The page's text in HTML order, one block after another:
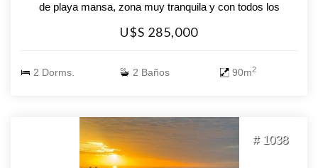
de playa mansa, zona muy tranquila y con todos los
servicios cerca. Super luminoso, orientación norte. Cuenta
con dos dormitorios, dos baños, living comedor, cocina
confort y realizado con los mejores materiales, comodo,
en 2024, con hermosas áreas verdes, parque privado, dos
piscinas externas climatizadas, barbacoas, sala de juegos,
gimnasio, sauna, laundry, cancha poli deportes, zona de
U$S 285,000
2 Dorms. 2 Baños 90m2
# 1038